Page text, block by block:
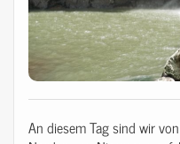
An diesem Tag sind wir von